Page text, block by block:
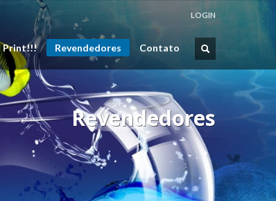
LOGIN
Print!!! Revendedores Contato
Revendedores